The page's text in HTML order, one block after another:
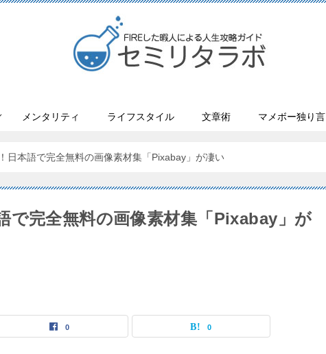
メンタリティ ライフスタイル 文章術 マメボー独り言
日本語で完全無料の画像素材集「Pixabay」が凄い
で完全無料の画像素材集「Pixabay」が
0 0